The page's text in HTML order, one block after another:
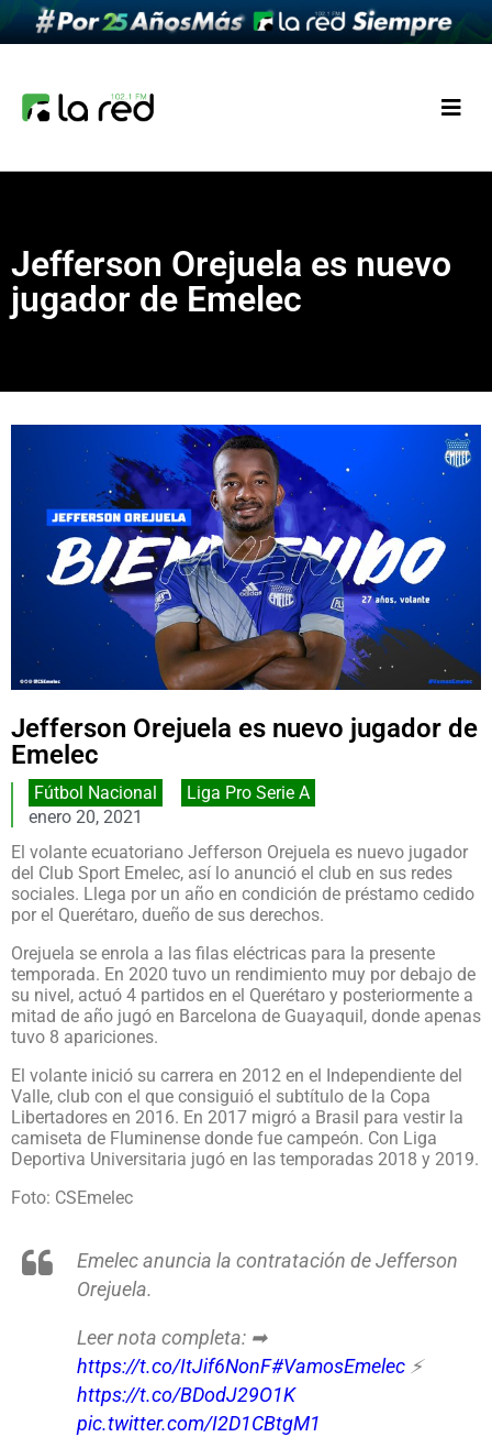
Jefferson Orejuela es nuevo
jugador de Emelec
Jefferson Orejuela es nuevo jugador de
Emelec
Fútbol Nacional
Liga Pro Serie A
enero 20, 2021
El volante ecuatoriano Jefferson Orejuela es nuevo jugador
del Club Sport Emelec, así lo anunció el club en sus redes
sociales. Llega por un año en condición de préstamo cedido
por el Querétaro, dueño de sus derechos.
Orejuela se enrola a las filas eléctricas para la presente
temporada. En 2020 tuvo un rendimiento muy por debajo de
su nivel, actuó 4 partidos en el Querétaro y posteriormente a
mitad de año jugó en Barcelona de Guayaquil, donde apenas
tuvo 8 apariciones.
El volante inició su carrera en 2012 en el Independiente del
Valle, club con el que consiguió el subtítulo de la Copa
Libertadores en 2016. En 2017 migró a Brasil para vestir la
camiseta de Fluminense donde fue campeón. Con Liga
Deportiva Universitaria jugó en las temporadas 2018 y 2019.
Foto: CSEmelec
Emelec anuncia la contratación de Jefferson
Orejuela.
Leer nota completa: ➡
https://t.co/ItJif6NonF#VamosEmelec ⚡
https://t.co/BDodJ29O1K
pic.twitter.com/I2D1CBtgM1